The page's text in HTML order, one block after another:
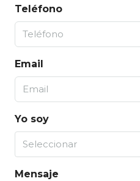
Teléfono
Email
Yo soy
Seleccionar
Mensaje